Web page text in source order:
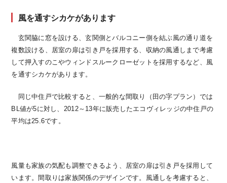
風を通すシカケがあります
玄関脇に窓を設ける、玄関側とバルコニー側を結ぶ風の通り道を
複数設ける、居室の扉は引き戸を採用する、収納の風通しまで考慮
して押入すのこやウィンドスルークローゼットを採用するなど、風
を通すシカケがあります。
同じ中住戸で比較すると、一般的な間取り（田の字プラン）では
BL値が5に対し、2012～13年に販売したエコヴィレッジの中住戸の
平均は25.6です。
風量も家族の気配も調整できるよう、居室の扉は引き戸を採用して
います。間取りは家族関係のデザインです。風通しを考慮すると、